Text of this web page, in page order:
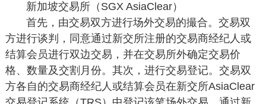
新加坡交易所（SGX AsiaClear）
首先，由交易双方进行场外交易的撮合。交易双
方进行谈判，同意通过新交所注册的交易商经纪人或
结算会员进行双边交易，并在交易所外确定交易价
格、数量及交割月份。其次，进行交易登记。交易双
方各自的交易商经纪人或结算会员在新交所AsiaClear